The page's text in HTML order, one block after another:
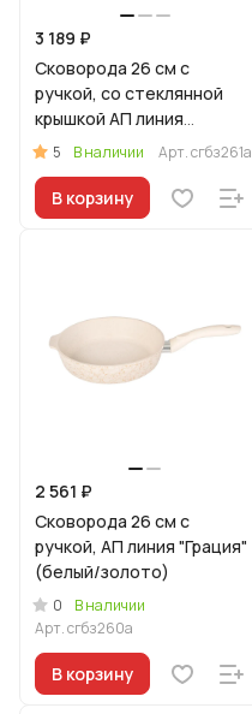
3 189 ₽
Сковорода 26 см с
ручкой, со стеклянной
крышкой АП линия
"Грация" (белый/золото)
5 В наличии Арт.сгбз261а
В корзину
2 561 ₽
Сковорода 26 см с
ручкой, АП линия "Грация"
(белый/золото)
0
В наличии
Арт.сгбз260а
В корзину